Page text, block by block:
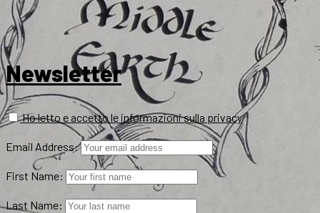
Newsletter
Ho letto e accetto le informazioni sulla privacy
Email Address:
First Name:
Last Name: